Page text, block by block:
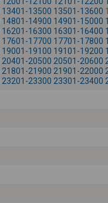
13401-13500 13501-13600
14801-14900 14901-15000
16201-16300 16301-16400
17601-17700 17701-17800
19001-19100 19101-19200
20401-20500 20501-20600
21801-21900 21901-22000
23201-23300 23301-23400